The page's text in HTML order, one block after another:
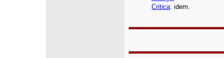
Critica: idem.